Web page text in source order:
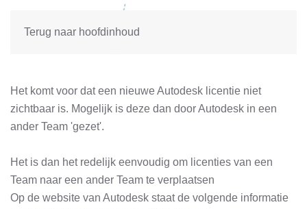
Terug naar hoofdinhoud
Het komt voor dat een nieuwe Autodesk licentie niet
zichtbaar is. Mogelijk is deze dan door Autodesk in een
ander Team 'gezet'.
Het is dan het redelijk eenvoudig om licenties van een
Team naar een ander Team te verplaatsen
Op de website van Autodesk staat de volgende informatie